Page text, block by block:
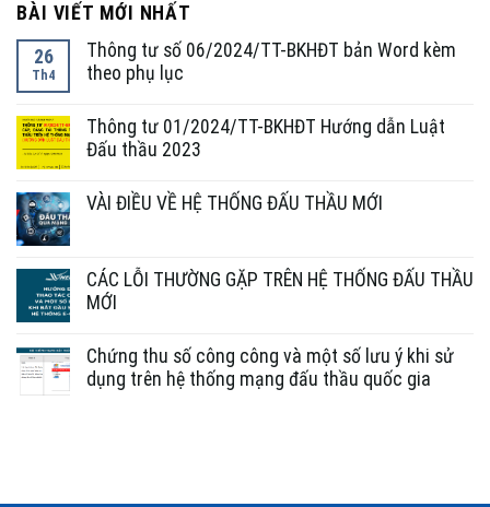
BÀI VIẾT MỚI NHẤT
26
Th4
Thông tư số 06/2024/TT-BKHĐT bản Word kèm
theo phụ lục
Thông tư 01/2024/TT-BKHĐT Hướng dẫn Luật
Đấu thầu 2023
VÀI ĐIỀU VỀ HỆ THỐNG ĐẤU THẦU MỚI
CÁC LỖI THƯỜNG GẶP TRÊN HỆ THỐNG ĐẤU THẦU
MỚI
Chứng thu số công công và một số lưu ý khi sử
dụng trên hệ thống mạng đấu thầu quốc gia